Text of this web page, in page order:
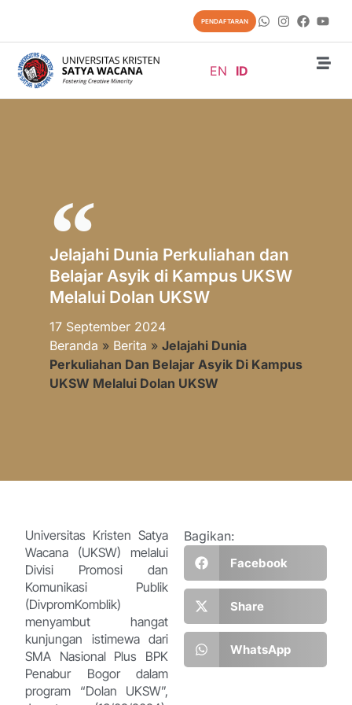
PENDAFTARAN
EN ID
Jelajahi Dunia Perkuliahan dan
Belajar Asyik di Kampus UKSW
Melalui Dolan UKSW
17 September 2024
Beranda » Berita » Jelajahi Dunia
Perkuliahan Dan Belajar Asyik Di Kampus
UKSW Melalui Dolan UKSW
Universitas Kristen Satya
Wacana (UKSW) melalui
Divisi Promosi dan
Komunikasi Publik
(DivpromKomblik)
menyambut hangat
kunjungan istimewa dari
SMA Nasional Plus BPK
Penabur Bogor dalam
program “Dolan UKSW”,
Bagikan:
Facebook
Share
WhatsApp